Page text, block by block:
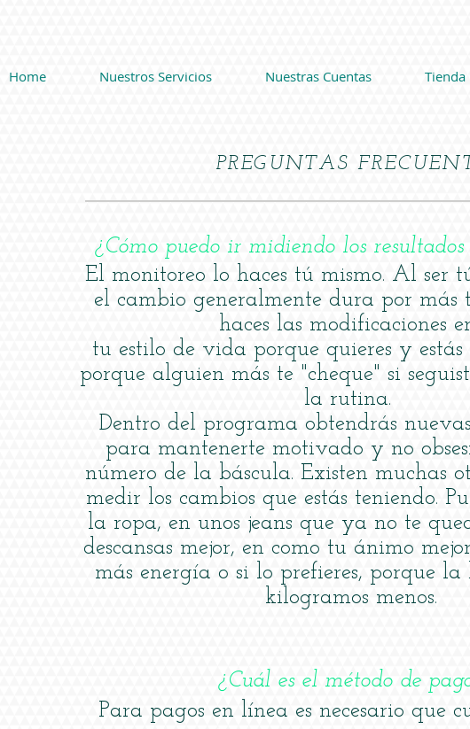
Home Nuestros Servicios Nuestras Cuentas Tienda
PREGUNTAS
¿Cómo puedo ir midiendo los
El monitoreo lo haces tú mismo. Al ser
el cambio generalmente dura por más
haces las modificaciones
tu estilo de vida porque quieres y estás
porque alguien más te "cheque" si
la rutina.
Dentro del programa obtendrás
para mantenerte motivado y no
número de la báscula. Existen muchas
medir los cambios que estás teniendo.
la ropa, en unos jeans que ya no te
descansas mejor, en como tu ánimo
más energía o si lo prefieres, porque la
kilogramos menos.
¿Cuál es el método de
Para pagos en línea es necesario que